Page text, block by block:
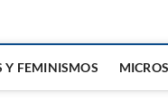
Y FEMINISMOS MICROS